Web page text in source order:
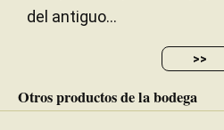
del antiguo...
>>
Otros productos de la bodega